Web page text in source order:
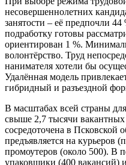
несовершеннолетних
занятости – её предпочли
подработку готовы
ориентирован 1 %.
волонтёрство. Труд
нанимателя хотели бы
Удалённая модель
гибридный и разъездной
В масштабах всей страны
свыше 2,7 тысячи
сосредоточена в Псковской
предъявляется на курьеров
промоутеров (около 500). В
упаковщики (400 вакансий)